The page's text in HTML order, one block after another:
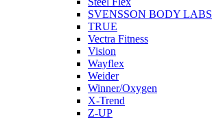
SVENSSON BODY LABS
TRUE
Vectra Fitness
Vision
Wayflex
Weider
Winner/Oxygen
X-Trend
Z-UP